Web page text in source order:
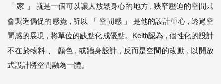
「 家 」 就是一個可以讓人放鬆身心的地方 , 狹窄壓迫的空間只
會製造侷促的感覺 , 所以 「 空間感 」 是他的設計重心 , 透過空
間感的展現 , 將單位的缺點化成優點。Keith認為 , 個性化的設計
不在於物料 、 顏色 , 或牆身設計 , 反而是空間的改動 , 以開放
式設計將空間融為一體。